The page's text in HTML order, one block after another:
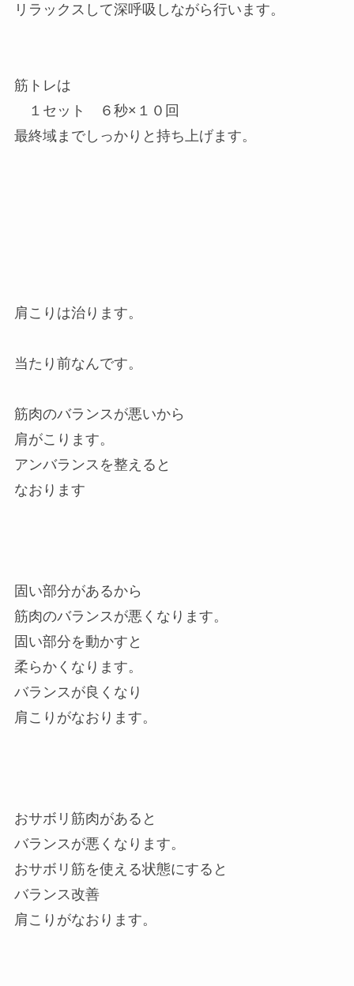
リラックスして深呼吸しながら行います。
筋トレは
１セット ６秒×１０回
最終域までしっかりと持ち上げます。
肩こりは治ります。
当たり前なんです。
筋肉のバランスが悪いから
肩がこります。
アンバランスを整えると
なおります
固い部分があるから
筋肉のバランスが悪くなります。
固い部分を動かすと
柔らかくなります。
バランスが良くなり
肩こりがなおります。
おサボリ筋肉があると
バランスが悪くなります。
おサボリ筋を使える状態にすると
バランス改善
肩こりがなおります。